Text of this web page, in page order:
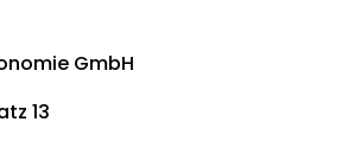
GmbH
13